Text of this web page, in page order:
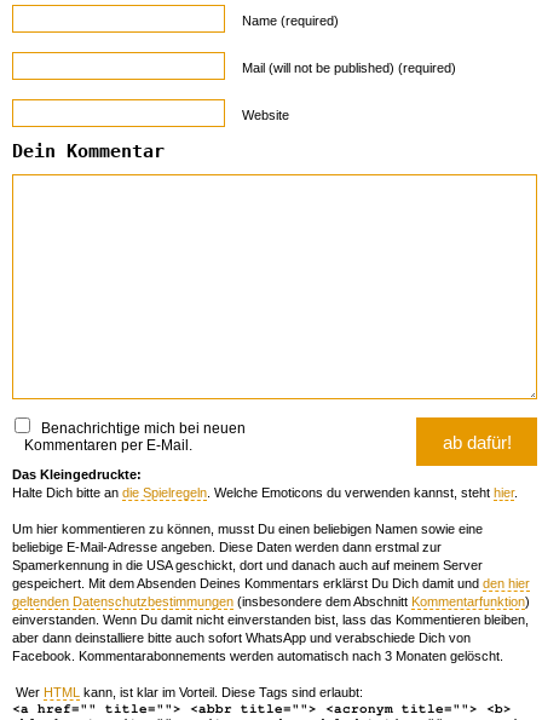
Name (required)
Mail (will not be published) (required)
Website
Dein Kommentar
Benachrichtige mich bei neuen
Kommentaren per E-Mail.
Das Kleingedruckte:
Halte Dich bitte an die Spielregeln . Welche Emoticons du verwenden kannst, steht hier.
Um hier kommentieren zu können, musst Du einen beliebigen Namen sowie eine
beliebige E-Mail-Adresse angeben. Diese Daten werden dann erstmal zur
Spamerkennung in die USA geschickt, dort und danach auch auf meinem Server
gespeichert. Mit dem Absenden Deines Kommentars erklärst Du Dich damit und den hier
geltenden Datenschutzbestimmungen (insbesondere dem Abschnitt Kommentarfunktion)
einverstanden. Wenn Du damit nicht einverstanden bist, lass das Kommentieren bleiben,
aber dann deinstalliere bitte auch sofort WhatsApp und verabschiede Dich von
Facebook. Kommentarabonnements werden automatisch nach 3 Monaten gelöscht.
Wer HTML kann, ist klar im Vorteil. Diese Tags sind erlaubt:
<a href="" title=""> <abbr title=""> <acronym title=""> <b>